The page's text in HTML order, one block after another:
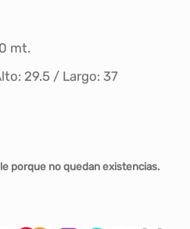
mt.
29.5 / Largo: 37
porque no quedan existencias.